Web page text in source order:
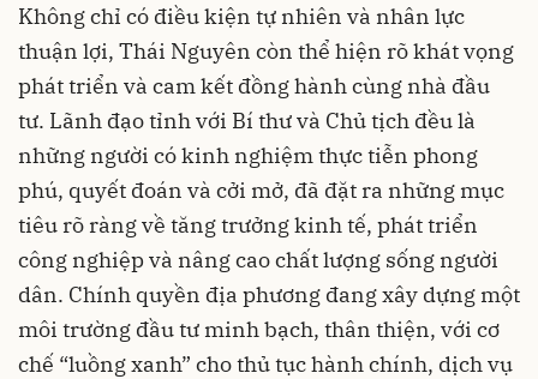
Không chỉ có điều kiện tự nhiên và nhân lực
thuận lợi, Thái Nguyên còn thể hiện rõ khát vọng
phát triển và cam kết đồng hành cùng nhà đầu
tư. Lãnh đạo tỉnh với Bí thư và Chủ tịch đều là
những người có kinh nghiệm thực tiễn phong
phú, quyết đoán và cởi mở, đã đặt ra những mục
tiêu rõ ràng về tăng trưởng kinh tế, phát triển
công nghiệp và nâng cao chất lượng sống người
dân. Chính quyền địa phương đang xây dựng một
môi trường đầu tư minh bạch, thân thiện, với cơ
chế “luồng xanh” cho thủ tục hành chính, dịch vụ